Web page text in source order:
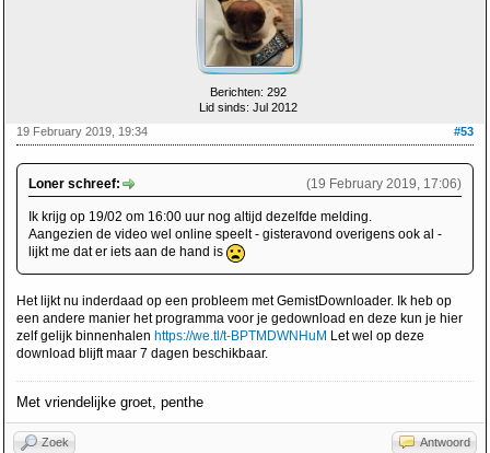
Berichten: 292
Lid sinds: Jul 2012
#53
19 February 2019, 19:34
(19 February 2019, 17:06)
Loner schreef:
Ik krijg op 19/02 om 16:00 uur nog altijd dezelfde melding.
Aangezien de video wel online speelt - gisteravond overigens ook al -
lijkt me dat er iets aan de hand is
Het lijkt nu inderdaad op een probleem met GemistDownloader. Ik heb op
een andere manier het programma voor je gedownload en deze kun je hier
zelf gelijk binnenhalen https://we.tl/t-BPTMDWNHuM Let wel op deze
download blijft maar 7 dagen beschikbaar.
Met vriendelijke groet, penthe
Zoek Antwoord